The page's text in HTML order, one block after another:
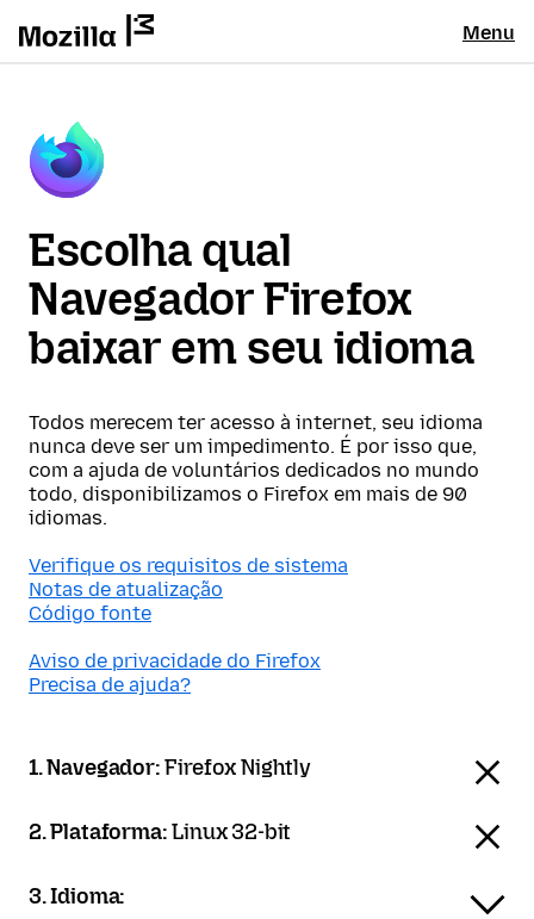
Menu
Escolha qual
Navegador Firefox
baixar em seu idioma
Todos merecem ter acesso à internet, seu idioma
nunca deve ser um impedimento. É por isso que,
com a ajuda de voluntários dedicados no mundo
todo, disponibilizamos o Firefox em mais de 90
idiomas.
Verifique os requisitos de sistema
Notas de atualização
Código fonte
Aviso de privacidade do Firefox
Precisa de ajuda?
1. Navegador:Firefox Nightly
2. Plataforma:Linux 32-bit
3. Idioma: